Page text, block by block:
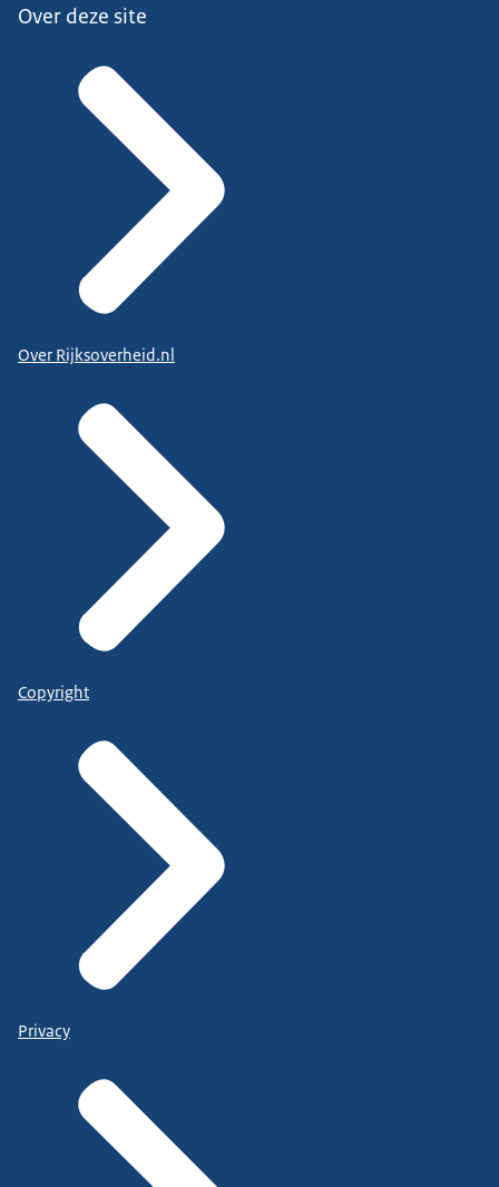
Over deze site
Over Rijksoverheid.nl
Copyright
Privacy